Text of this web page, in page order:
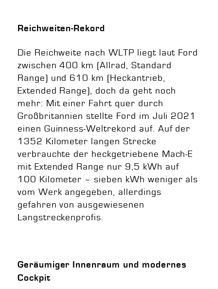
Reichweiten-Rekord
Die Reichweite nach WLTP liegt laut Ford
zwischen 400 km (Allrad, Standard
Range) und 610 km (Heckantrieb,
Extended Range), doch da geht noch
mehr: Mit einer Fahrt quer durch
Großbritannien stellte Ford im Juli 2021
einen Guinness-Weltrekord auf. Auf der
1352 Kilometer langen Strecke
verbrauchte der heckgetriebene Mach-E
mit Extended Range nur 9,5 kWh auf
100 Kilometer – sieben kWh weniger als
vom Werk angegeben, allerdings
gefahren von ausgewiesenen
Langstreckenprofis.
Geräumiger Innenraum und modernes
Cockpit